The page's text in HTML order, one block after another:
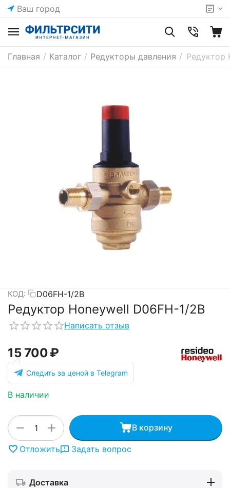
Ваш город
Главная / Каталог / Редукторы давления / Редуктор
КОД: D06FH-1/2B
Редуктор Honeywell D06FH-1/2B
Написать отзыв
15 700₽
Следить за ценой в Telegram
В наличии
+
− В корзину
Отложить Задать вопрос
Доставка